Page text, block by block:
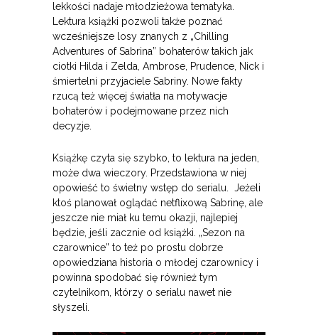
lekkości nadaje młodzieżowa tematyka.
Lektura książki pozwoli także poznać
wcześniejsze losy znanych z „Chilling
Adventures of Sabrina” bohaterów takich jak
ciotki Hilda i Zelda, Ambrose, Prudence, Nick i
śmiertelni przyjaciele Sabriny. Nowe fakty
rzucą też więcej światła na motywacje
bohaterów i podejmowane przez nich
decyzje.
Książkę czyta się szybko, to lektura na jeden,
może dwa wieczory. Przedstawiona w niej
opowieść to świetny wstęp do serialu. Jeżeli
ktoś planował oglądać netflixową Sabrinę, ale
jeszcze nie miał ku temu okazji, najlepiej
będzie, jeśli zacznie od książki. „Sezon na
czarownice” to też po prostu dobrze
opowiedziana historia o młodej czarownicy i
powinna spodobać się również tym
czytelnikom, którzy o serialu nawet nie
słyszeli.